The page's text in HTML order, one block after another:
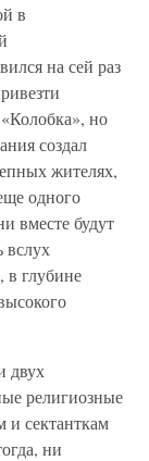
в
на сей раз
но
создал
жителях,
одного
вместе будут
вслух
глубине
двух
религиозные
и сектанткам
ни